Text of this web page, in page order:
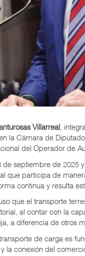
Villarreal ,
la Cámara de
del Operador de
de septiembre de 2025
que participa de
continua y resulta
que el transporte
al contar con la
a diferencia de otros
de carga es
la conexión del
para movi
para tripul